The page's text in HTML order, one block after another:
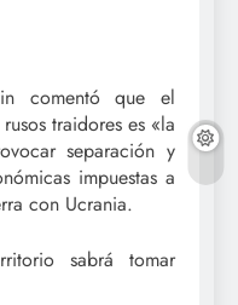
comentó que el
traidores es «la
separación y
impuestas a
con Ucrania.
sabrá tomar